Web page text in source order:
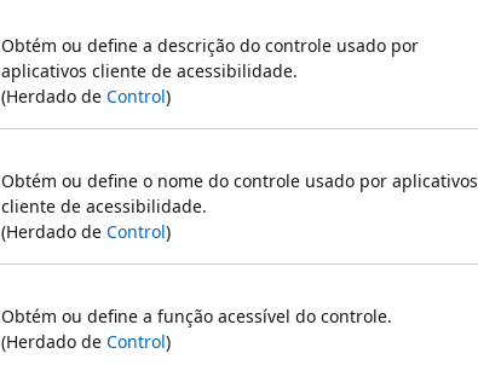
Obtém ou define a descrição do controle usado por
aplicativos cliente de acessibilidade.
(Herdado de Control)
Obtém ou define o nome do controle usado por aplicativos
cliente de acessibilidade.
(Herdado de Control)
Obtém ou define a função acessível do controle.
(Herdado de Control)